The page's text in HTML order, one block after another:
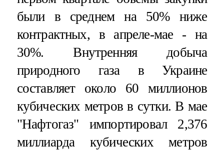
были в среднем на 50% ниже
контрактных, в апреле-мае - на
30%. Внутренняя добыча
природного газа в Украине
составляет около 60 миллионов
кубических метров в сутки. В мае
"Нафтогаз" импортировал 2,376
миллиарда кубических метров